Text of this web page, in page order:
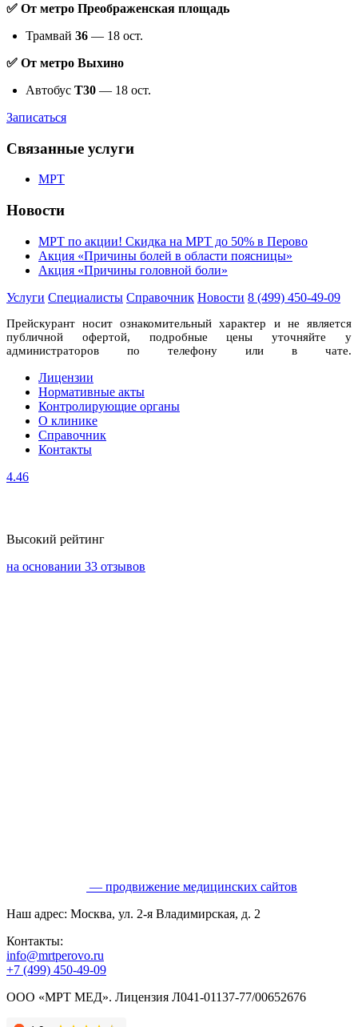
✅ От метро Преображенская площадь
Трамвай 36 — 18 ост.
✅ От метро Выхино
Автобус Т30 — 18 ост.
Записаться
Связанные услуги
МРТ
Новости
МРТ по акции! Скидка на МРТ до 50% в Перово
Акция «Причины болей в области поясницы»
Акция «Причины головной боли»
Услуги Специалисты Справочник Новости 8 (499) 450-49-09
Прейскурант носит ознакомительный характер и не является
публичной офертой, подробные цены уточняйте у
администраторов по телефону или в чате.
Лицензии
Нормативные акты
Контролирующие органы
О клинике
Справочник
Контакты
4.46
Высокий рейтинг
на основании 33 отзывов
— продвижение медицинских сайтов
Наш адрес: Москва, ул. 2-я Владимирская, д. 2
Контакты:
info@mrtperovo.ru
+7 (499) 450-49-09
ООО «МРТ МЕД». Лицензия Л041-01137-77/00652676